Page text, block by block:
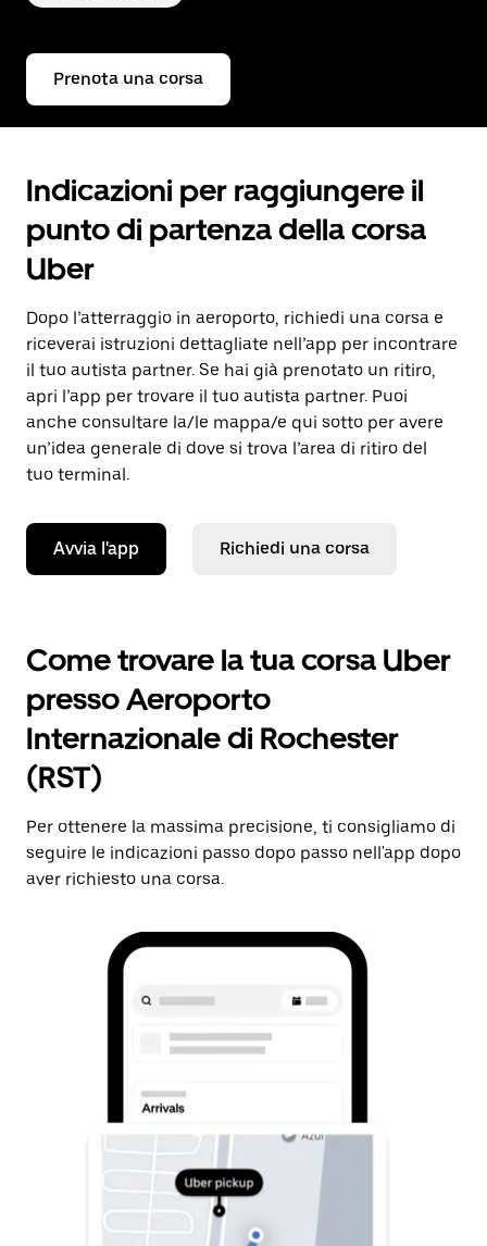
Prenota una corsa
Indicazioni per raggiungere il
punto di partenza della corsa
Uber
Dopo l’atterraggio in aeroporto, richiedi una corsa e
riceverai istruzioni dettagliate nell’app per incontrare
il tuo autista partner. Se hai già prenotato un ritiro,
apri l’app per trovare il tuo autista partner. Puoi
anche consultare la/le mappa/e qui sotto per avere
un’idea generale di dove si trova l’area di ritiro del
tuo terminal.
Avvia l'app Richiedi una corsa
Come trovare la tua corsa Uber
presso Aeroporto
Internazionale di Rochester
(RST)
Per ottenere la massima precisione, ti consigliamo di
seguire le indicazioni passo dopo passo nell'app dopo
aver richiesto una corsa.